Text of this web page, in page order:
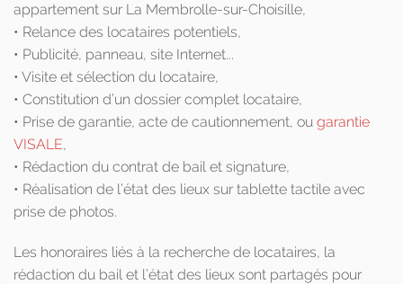
appartement sur La Membrolle-sur-Choisille,
• Relance des locataires potentiels,
• Publicité, panneau, site Internet...
• Visite et sélection du locataire,
• Constitution d’un dossier complet locataire,
• Prise de garantie, acte de cautionnement, ou garantie
VISALE,
• Rédaction du contrat de bail et signature,
• Réalisation de l’état des lieux sur tablette tactile avec
prise de photos.
Les honoraires liés à la recherche de locataires, la
rédaction du bail et l’état des lieux sont partagés pour